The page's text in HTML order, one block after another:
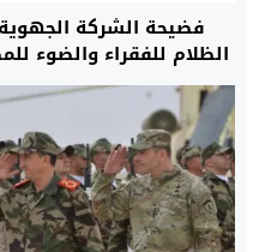
فضيحة الشركة
الظلام للفقراء والضوء